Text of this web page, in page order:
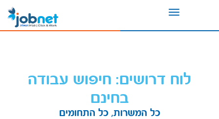
Toggle
לוח דרושים: חיפוש עבודה
בחינם
כל המשרות, כל התחומים